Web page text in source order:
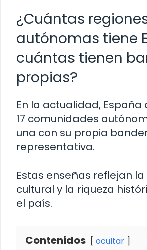
¿Cuántas
autónomas tiene
cuántas tienen
propias?
En la actualidad, España
17 comunidades
una con su propia
representativa.
Estas enseñas reflejan
cultural y la riqueza
el país.
Contenidos ocultar